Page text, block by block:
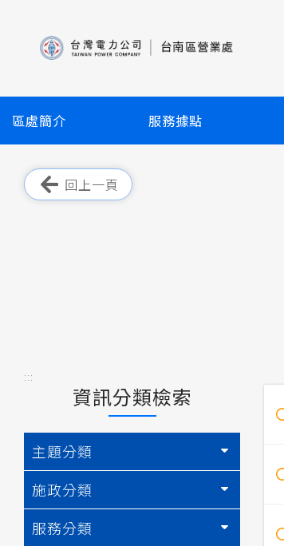
塊
區處簡介 服務據點
回上一頁
:::
資訊分類檢索
主題分類
施政分類
服務分類